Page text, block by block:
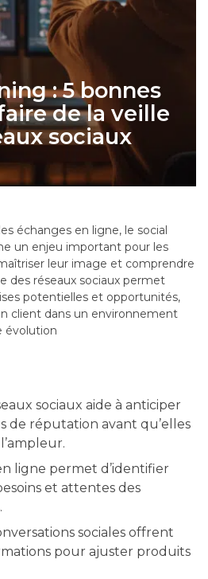
: 5 bonnes
de la veille
sociaux
échanges en ligne, le social
un enjeu important pour les
leur image et comprendre
des réseaux sociaux permet
potentielles et opportunités,
client dans un environnement
évolution
sociaux aide à anticiper
de réputation avant qu’elles
ligne permet d’identifier
et attentes des
sociales offrent
pour ajuster produits